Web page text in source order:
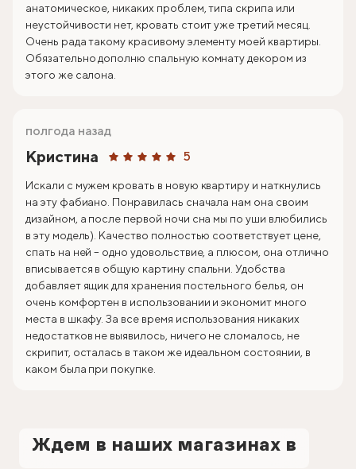
анатомическое, никаких проблем, типа скрипа или
неустойчивости нет, кровать стоит уже третий месяц.
Очень рада такому красивому элементу моей квартиры.
Обязательно дополню спальную комнату декором из
этого же салона.
Кристина 5
полгода назад
Искали с мужем кровать в новую квартиру и наткнулись
на эту фабиано. Понравилась сначала нам она своим
дизайном, а после первой ночи сна мы по уши влюбились
в эту модель). Качество полностью соответствует цене,
спать на ней – одно удовольствие, а плюсом, она отлично
вписывается в общую картину спальни. Удобства
добавляет ящик для хранения постельного белья, он
очень комфортен в использовании и экономит много
места в шкафу. За все время использования никаких
недостатков не выявилось, ничего не сломалось, не
скрипит, осталась в таком же идеальном состоянии, в
каком была при покупке.
Ждем в наших магазинах в